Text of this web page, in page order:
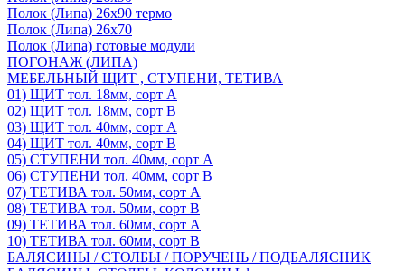
Полок (Липа) 26х90 термо
Полок (Липа) 26х70
Полок (Липа) готовые модули
ПОГОНАЖ (ЛИПА)
МЕБЕЛЬНЫЙ ЩИТ , СТУПЕНИ, ТЕТИВА
01) ЩИТ тол. 18мм, сорт А
02) ЩИТ тол. 18мм, сорт В
03) ЩИТ тол. 40мм, сорт А
04) ЩИТ тол. 40мм, сорт В
05) СТУПЕНИ тол. 40мм, сорт А
06) СТУПЕНИ тол. 40мм, сорт В
07) ТЕТИВА тол. 50мм, сорт А
08) ТЕТИВА тол. 50мм, сорт В
09) ТЕТИВА тол. 60мм, сорт А
10) ТЕТИВА тол. 60мм, сорт В
БАЛЯСИНЫ / СТОЛБЫ / ПОРУЧЕНЬ / ПОДБАЛЯСНИК